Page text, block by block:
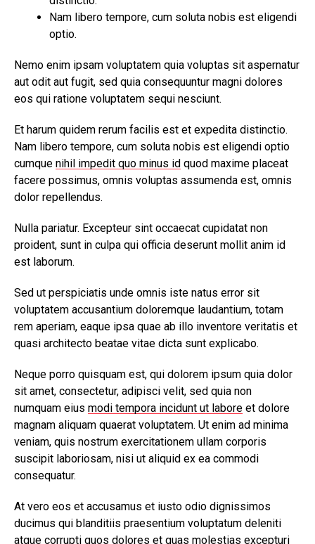
Nam libero tempore, cum soluta nobis est eligendi
optio.
Nemo enim ipsam voluptatem quia voluptas sit aspernatur
aut odit aut fugit, sed quia consequuntur magni dolores
eos qui ratione voluptatem sequi nesciunt.
Et harum quidem rerum facilis est et expedita distinctio.
Nam libero tempore, cum soluta nobis est eligendi optio
cumque nihil impedit quo minus id quod maxime placeat
facere possimus, omnis voluptas assumenda est, omnis
dolor repellendus.
Nulla pariatur. Excepteur sint occaecat cupidatat non
proident, sunt in culpa qui officia deserunt mollit anim id
est laborum.
Sed ut perspiciatis unde omnis iste natus error sit
voluptatem accusantium doloremque laudantium, totam
rem aperiam, eaque ipsa quae ab illo inventore veritatis et
quasi architecto beatae vitae dicta sunt explicabo.
Neque porro quisquam est, qui dolorem ipsum quia dolor
sit amet, consectetur, adipisci velit, sed quia non
numquam eius modi tempora incidunt ut labore et dolore
magnam aliquam quaerat voluptatem. Ut enim ad minima
veniam, quis nostrum exercitationem ullam corporis
suscipit laboriosam, nisi ut aliquid ex ea commodi
consequatur.
At vero eos et accusamus et iusto odio dignissimos
ducimus qui blanditiis praesentium voluptatum deleniti
atque corrupti quos dolores et quas molestias excepturi